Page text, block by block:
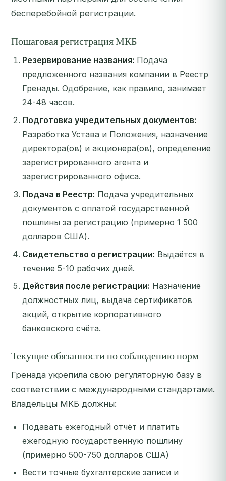
бесперебойной регистрации.
Пошаговая регистрация МКБ
Резервирование названия: Подача
предложенного названия компании в Реестр
Гренады. Одобрение, как правило, занимает
24-48 часов.
Подготовка учредительных документов:
Разработка Устава и Положения, назначение
директора(ов) и акционера(ов), определение
зарегистрированного агента и
зарегистрированного офиса.
Подача в Реестр: Подача учредительных
документов с оплатой государственной
пошлины за регистрацию (примерно 1 500
долларов США).
Свидетельство о регистрации: Выдаётся в
течение 5-10 рабочих дней.
Действия после регистрации: Назначение
должностных лиц, выдача сертификатов
акций, открытие корпоративного
банковского счёта.
Текущие обязанности по соблюдению норм
Гренада укрепила свою регуляторную базу в
соответствии с международными стандартами.
Владельцы МКБ должны:
Подавать ежегодный отчёт и платить
ежегодную государственную пошлину
(примерно 500-750 долларов США)
Вести точные бухгалтерские записи и